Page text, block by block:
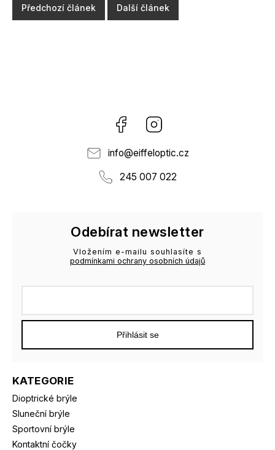
Předchozí článek Další článek
Facebook
info@eiffeloptic.cz
245 007 022
KATEGORIE
Dioptrické brýle
Sluneční brýle
Sportovní brýle
Kontaktní čočky
Odebírat newsletter
Vložením e-mailu souhlasíte s
podmínkami ochrany osobních údajů
Přihlásit se